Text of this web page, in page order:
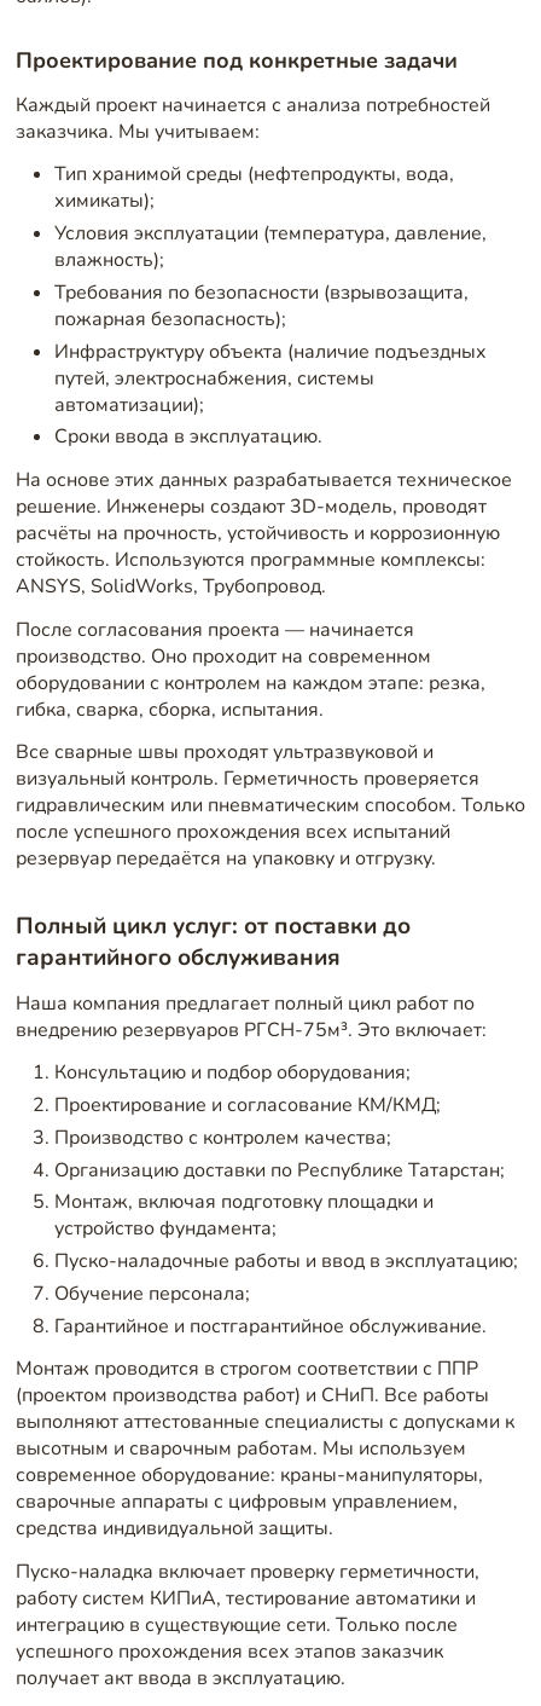
Проектирование под конкретные задачи
Каждый проект начинается с анализа потребностей
заказчика. Мы учитываем:
Тип хранимой среды (нефтепродукты, вода,
химикаты);
Условия эксплуатации (температура, давление,
влажность);
Требования по безопасности (взрывозащита,
пожарная безопасность);
Инфраструктуру объекта (наличие подъездных
путей, электроснабжения, системы
автоматизации);
Сроки ввода в эксплуатацию.
На основе этих данных разрабатывается техническое
решение. Инженеры создают 3D-модель, проводят
расчёты на прочность, устойчивость и коррозионную
стойкость. Используются программные комплексы:
ANSYS, SolidWorks, Трубопровод.
После согласования проекта — начинается
производство. Оно проходит на современном
оборудовании с контролем на каждом этапе: резка,
гибка, сварка, сборка, испытания.
Все сварные швы проходят ультразвуковой и
визуальный контроль. Герметичность проверяется
гидравлическим или пневматическим способом. Только
после успешного прохождения всех испытаний
резервуар передаётся на упаковку и отгрузку.
Полный цикл услуг: от поставки до
гарантийного обслуживания
Наша компания предлагает полный цикл работ по
внедрению резервуаров РГСН-75м³. Это включает:
Консультацию и подбор оборудования;
Проектирование и согласование КМ/КМД;
Производство с контролем качества;
Организацию доставки по Республике Татарстан;
Монтаж, включая подготовку площадки и
устройство фундамента;
Пуско-наладочные работы и ввод в эксплуатацию;
Обучение персонала;
Гарантийное и постгарантийное обслуживание.
Монтаж проводится в строгом соответствии с ППР
(проектом производства работ) и СНиП. Все работы
выполняют аттестованные специалисты с допусками к
высотным и сварочным работам. Мы используем
современное оборудование: краны-манипуляторы,
сварочные аппараты с цифровым управлением,
средства индивидуальной защиты.
Пуско-наладка включает проверку герметичности,
работу систем КИПиА, тестирование автоматики и
интеграцию в существующие сети. Только после
успешного прохождения всех этапов заказчик
получает акт ввода в эксплуатацию.